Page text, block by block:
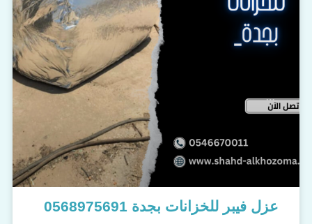
عزل فيبر للخزانات بجدة 0568975691